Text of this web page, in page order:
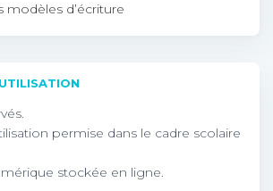
modèles d’écriture
permise dans le cadre scolaire
stockée en ligne.